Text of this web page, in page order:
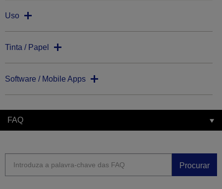
Uso
Tinta / Papel
Software / Mobile Apps
FAQ
Procurar